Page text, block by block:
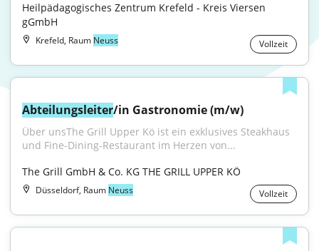
Heilpädagogisches Zentrum Krefeld - Kreis Viersen
gGmbH
Krefeld, Raum Neuss Vollzeit
Abteilungsleiter/in Gastronomie (m/w)
Über unsThe Grill Upper Kö ist ein exklusives Steakhaus
und Fine-Dining-Restaurant im Herzen von...
The Grill GmbH & Co. KG THE GRILL UPPER KÖ
Düsseldorf, Raum Neuss Vollzeit